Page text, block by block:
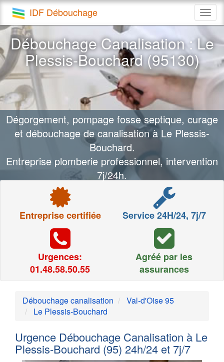
IDF Débouchage
Débouchage Canalisation : Le
Plessis-Bouchard (95130)
Dégorgement, pompage fosse septique, curage
et débouchage de canalisation à Le Plessis-
Bouchard.
Entreprise plomberie professionnel, intervention
7j/24h.
Entreprise certifiée Service 24H/24, 7j/7
Urgences:
01.48.58.50.55
Agréé par les
assurances
Débouchage canalisation
Val-d'Oise 95
Le Plessis-Bouchard
Urgence Débouchage Canalisation à Le
Plessis-Bouchard (95) 24h/24 et 7j/7